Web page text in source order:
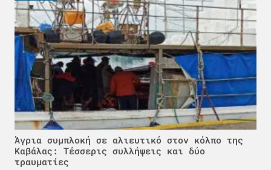
Άγρια συμπλοκή σε αλιευτικό στον κόλπο της
Καβάλας: Τέσσερις συλλήψεις και δύο
τραυματίες